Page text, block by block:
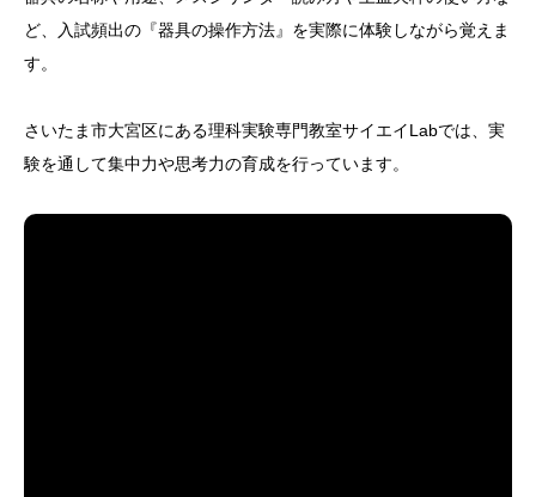
ど、入試頻出の『器具の操作方法』を実際に体験しながら覚えま
す。
さいたま市大宮区にある理科実験専門教室サイエイLabでは、実
験を通して集中力や思考力の育成を行っています。